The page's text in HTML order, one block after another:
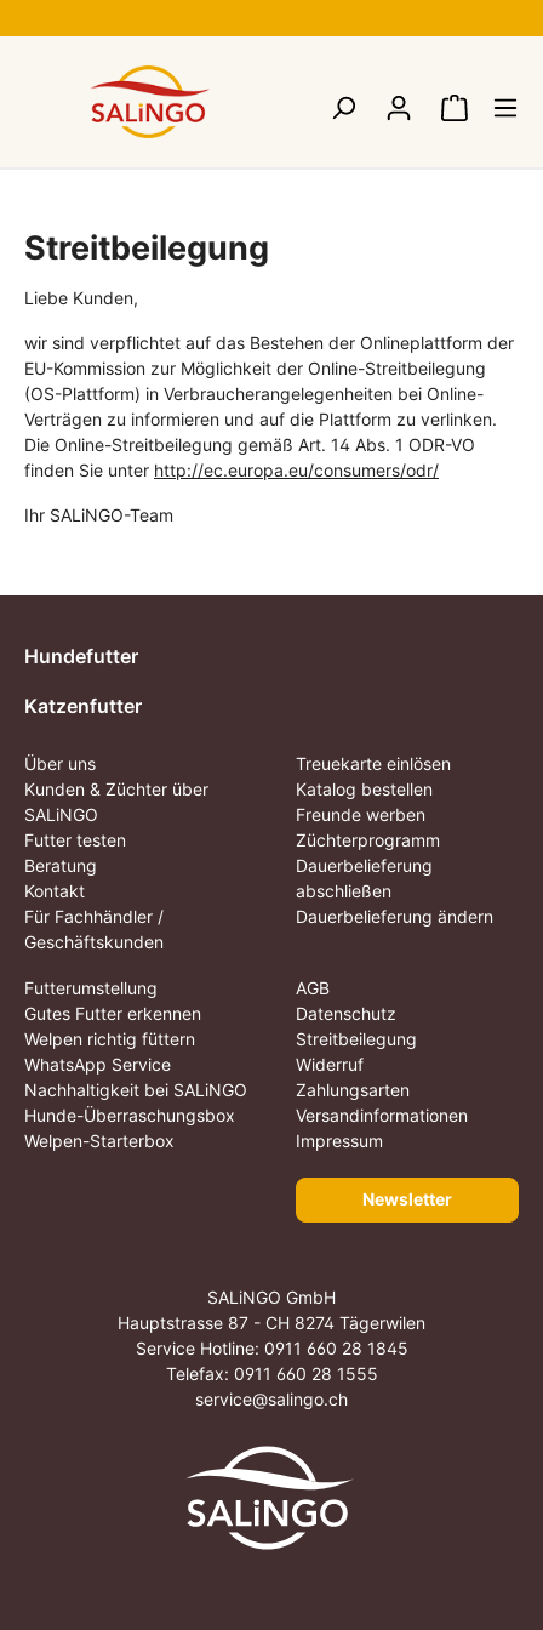
Streitbeilegung
Liebe Kunden,
wir sind verpflichtet auf das Bestehen der Onlineplattform der
EU-Kommission zur Möglichkeit der Online-Streitbeilegung
(OS-Plattform) in Verbraucherangelegenheiten bei Online-
Verträgen zu informieren und auf die Plattform zu verlinken.
Die Online-Streitbeilegung gemäß Art. 14 Abs. 1 ODR-VO
finden Sie unter http://ec.europa.eu/consumers/odr/
Ihr SALiNGO-Team
Hundefutter
Katzenfutter
Über uns
Kunden & Züchter über
SALiNGO
Futter testen
Beratung
Kontakt
Für Fachhändler /
Geschäftskunden
Treuekarte einlösen
Katalog bestellen
Freunde werben
Züchterprogramm
Dauerbelieferung
abschließen
Dauerbelieferung ändern
Futterumstellung
Gutes Futter erkennen
Welpen richtig füttern
WhatsApp Service
Nachhaltigkeit bei SALiNGO
Hunde-Überraschungsbox
Welpen-Starterbox
AGB
Datenschutz
Streitbeilegung
Widerruf
Zahlungsarten
Versandinformationen
Impressum
Newsletter
SALiNGO GmbH
Hauptstrasse 87 - CH 8274 Tägerwilen
Service Hotline: 0911 660 28 1845
Telefax: 0911 660 28 1555
service@salingo.ch